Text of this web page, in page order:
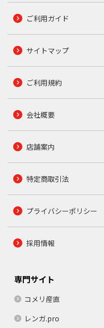
ご利用ガイド
サイトマップ
ご利用規約
会社概要
店舗案内
特定商取引法
プライバシーポリシー
採用情報
専門サイト
コメリ産直
レンガ.pro